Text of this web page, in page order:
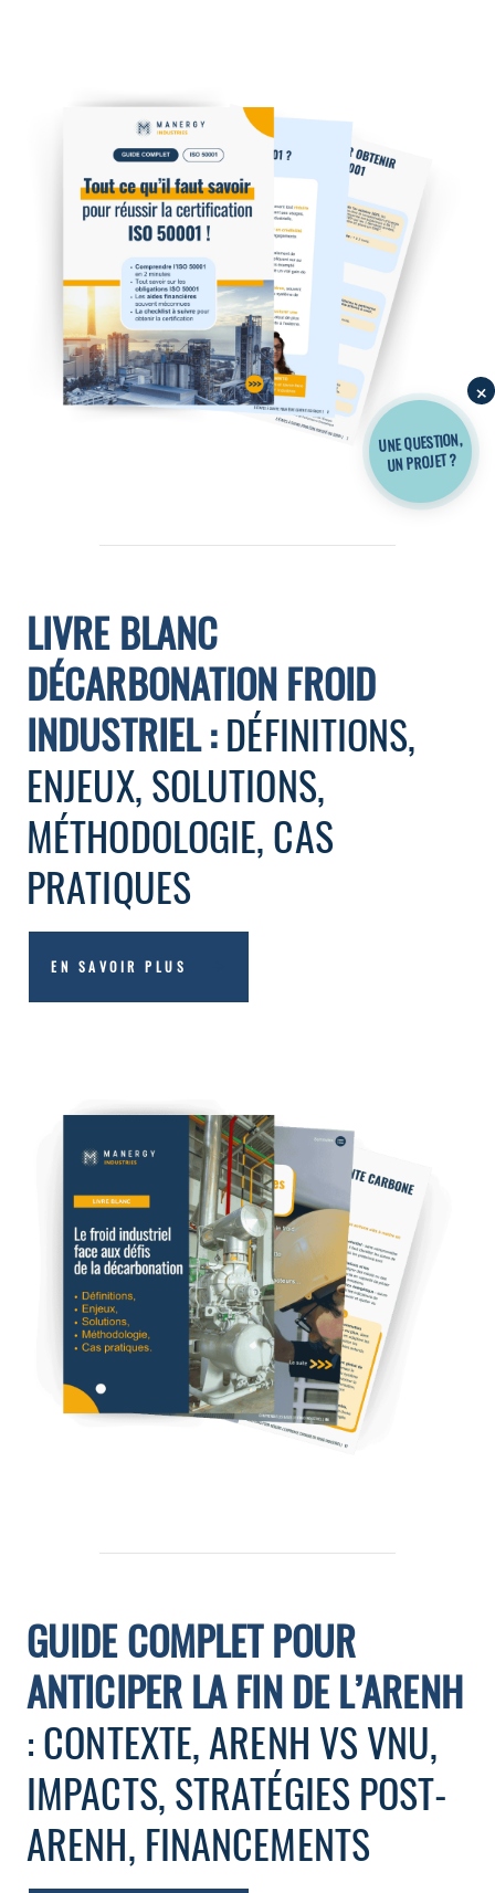
LIVRE BLANC
DÉCARBONATION FROID
INDUSTRIEL :DÉFINITIONS,
ENJEUX, SOLUTIONS,
MÉTHODOLOGIE, CAS
PRATIQUES
EN SAVOIR PLUS
GUIDE COMPLET POUR
ANTICIPER LA FIN DE L’ARENH
: CONTEXTE, ARENH VS VNU,
IMPACTS, STRATÉGIES POST-
ARENH, FINANCEMENTS
×
UNE QUESTION,
UN PROJET ?